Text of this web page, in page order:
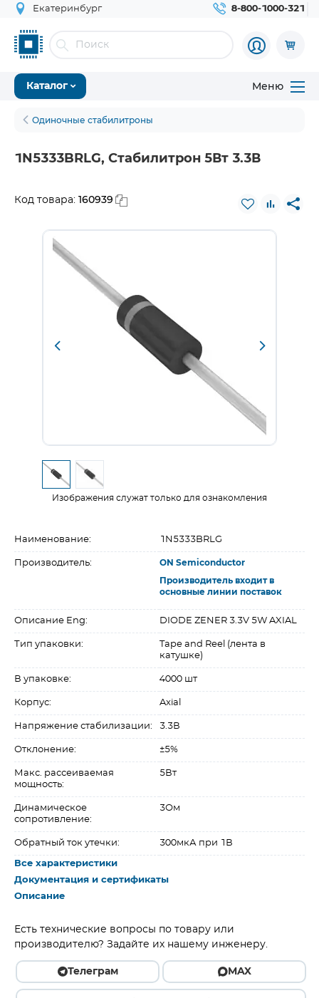
Екатеринбург 8-800-1000-321
Каталог Меню
Одиночные стабилитроны
1N5333BRLG, Стабилитрон 5Вт 3.3В
Код товара: 160939
Изображения служат только для ознакомления
Наименование: 1N5333BRLG
Производитель: ON Semiconductor
Производитель входит в
основные линии поставок
Описание Eng: DIODE ZENER 3.3V 5W AXIAL
Тип упаковки:
Tape and Reel (лента в
катушке)
В упаковке: 4000 шт
Корпус: Axial
Напряжение стабилизации: 3.3В
Отклонение: ±5%
Макс. рассеиваемая
мощность:
5Вт
Динамическое
сопротивление:
3Ом
Обратный ток утечки: 300мкА при 1В
Все характеристики
Документация и сертификаты
Описание
Есть технические вопросы по товару или
производителю? Задайте их нашему инженеру.
Телеграм MAX